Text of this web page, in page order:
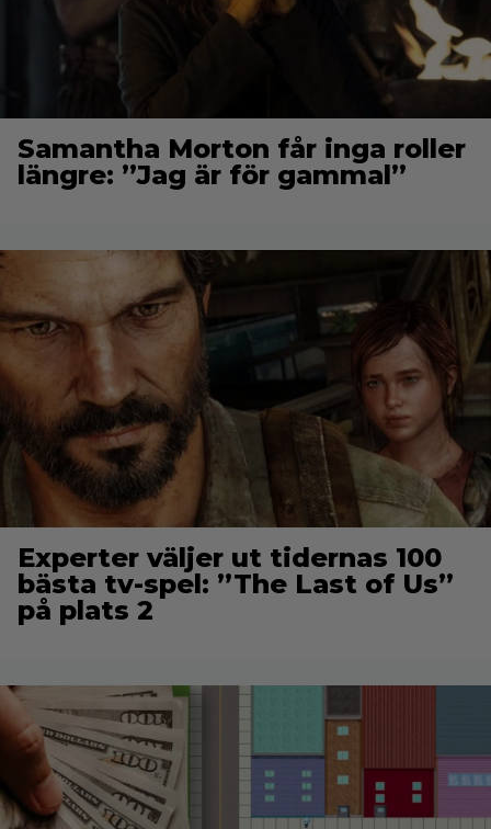
Samantha Morton får inga roller
längre: ”Jag är för gammal”
Experter väljer ut tidernas 100
bästa tv-spel: ”The Last of Us”
på plats 2